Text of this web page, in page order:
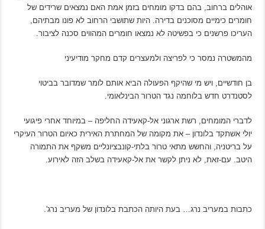
אוהלים ברחוב, בהם בדקו מומחים בזמן אמת האם נמצאים שרידים של
חומרים כימיים מסוכנים בדירה. היות שתושבי הרחוב לא פונו מבתיהם,
העריכו פרשנים כי בפשיטה לא נמצאו חומרים המהווים סכנה לציבור.
מהמשטרה נמסר כי לפריצה ולמעצרים קדם מחקר מודיעיני
בן חודשיים, ויש מי שהיקף הפעולה הביא אותם לומר שמדובר בביטוי
לסטנדרט חדש בלוחמה נגד הטרור הבינלאומי.
לדברי המומחים, רשת ארגוני אל-קאעידה החליפה – במיוחד אחרי פיגועי
יולי אשתקד בלונדון – את מקומה של המחתרת האירית כאיום הטרור העיקרי
על בריטניה, והחשש מתאי טרור בלתי-קונבציונליים משקף את התמורה
היטב. עם-זאת, לא ניתן לקשר את אל-קאעידה בשלב הזה לאירוע.
‫כתבות במעריב נרג… בעת היותה הכתבת בלונדון של מעריב נרג'.‬‬